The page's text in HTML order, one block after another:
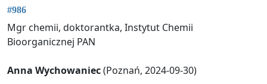
#986
Mgr chemii, doktorantka, Instytut Chemii
Bioorganicznej PAN
Anna Wychowaniec(Poznań, 2024-09-30)